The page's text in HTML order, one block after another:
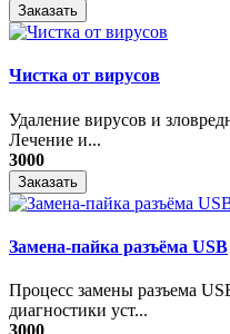
Заказать
Чистка от вирусов
Удаление вирусов и
Лечение и...
3000
Заказать
Замена-пайка разъёма USB
Процесс замены разъема
диагностики уст...